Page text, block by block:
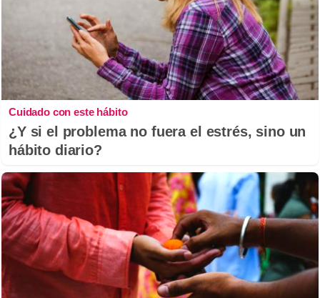
Cuidado con este hábito
¿Y si el problema no fuera el estrés, sino un
hábito diario?